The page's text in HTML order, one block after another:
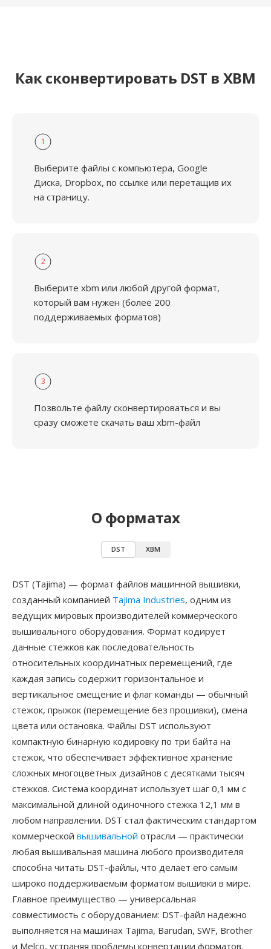
Как сконвертировать DST в XBM
1
Выберите файлы с компьютера, Google
Диска, Dropbox, по ссылке или перетащив их
на страницу.
2
Выберите xbm или любой другой формат,
который вам нужен (более 200
поддерживаемых форматов)
3
Позвольте файлу сконвертироваться и вы
сразу сможете скачать ваш xbm-файл
О форматах
DST XBM
DST (Tajima) — формат файлов машинной вышивки,
созданный компанией Tajima Industries, одним из
ведущих мировых производителей коммерческого
вышивального оборудования. Формат кодирует
данные стежков как последовательность
относительных координатных перемещений, где
каждая запись содержит горизонтальное и
вертикальное смещение и флаг команды — обычный
стежок, прыжок (перемещение без прошивки), смена
цвета или остановка. Файлы DST используют
компактную бинарную кодировку по три байта на
стежок, что обеспечивает эффективное хранение
сложных многоцветных дизайнов с десятками тысяч
стежков. Система координат использует шаг 0,1 мм с
максимальной длиной одиночного стежка 12,1 мм в
любом направлении. DST стал фактическим стандартом
коммерческой вышивальной отрасли — практически
любая вышивальная машина любого производителя
способна читать DST-файлы, что делает его самым
широко поддерживаемым форматом вышивки в мире.
Главное преимущество — универсальная
совместимость с оборудованием: DST-файл надежно
выполняется на машинах Tajima, Barudan, SWF, Brother
и Melco, устраняя проблемы конвертации форматов.